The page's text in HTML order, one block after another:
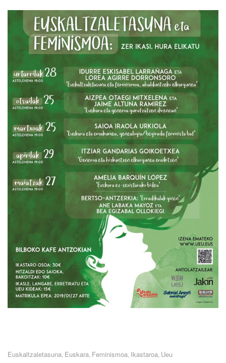
Euskaltzaletasuna, Euskara, Feminismoa, Ikastaroa, Ueu